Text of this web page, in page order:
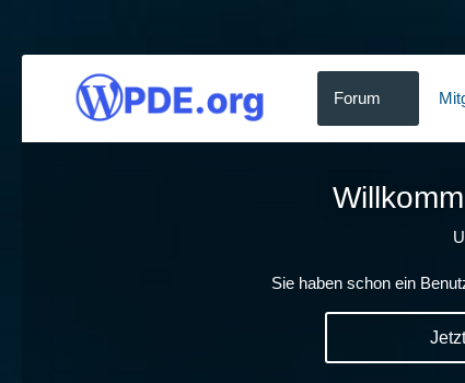
Forum
Sie haben schon ein